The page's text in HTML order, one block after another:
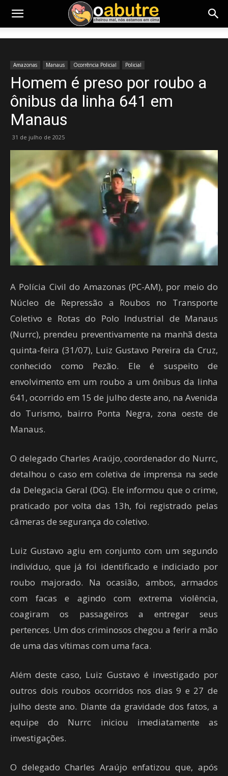
Amazonas Manaus Ocorrência Policial Policial
Homem é preso por roubo a
ônibus da linha 641 em
Manaus
31 de julho de 2025
A Polícia Civil do Amazonas (PC-AM), por meio do
Núcleo de Repressão a Roubos no Transporte
Coletivo e Rotas do Polo Industrial de Manaus
(Nurrc), prendeu preventivamente na manhã desta
quinta-feira (31/07), Luiz Gustavo Pereira da Cruz,
conhecido como Pezão. Ele é suspeito de
envolvimento em um roubo a um ônibus da linha
641, ocorrido em 15 de julho deste ano, na Avenida
do Turismo, bairro Ponta Negra, zona oeste de
Manaus.
O delegado Charles Araújo, coordenador do Nurrc,
detalhou o caso em coletiva de imprensa na sede
da Delegacia Geral (DG). Ele informou que o crime,
praticado por volta das 13h, foi registrado pelas
câmeras de segurança do coletivo.
Luiz Gustavo agiu em conjunto com um segundo
indivíduo, que já foi identificado e indiciado por
roubo majorado. Na ocasião, ambos, armados
com facas e agindo com extrema violência,
coagiram os passageiros a entregar seus
pertences. Um dos criminosos chegou a ferir a mão
de uma das vítimas com uma faca.
Além deste caso, Luiz Gustavo é investigado por
outros dois roubos ocorridos nos dias 9 e 27 de
julho deste ano. Diante da gravidade dos fatos, a
equipe do Nurrc iniciou imediatamente as
investigações.
O delegado Charles Araújo enfatizou que, após